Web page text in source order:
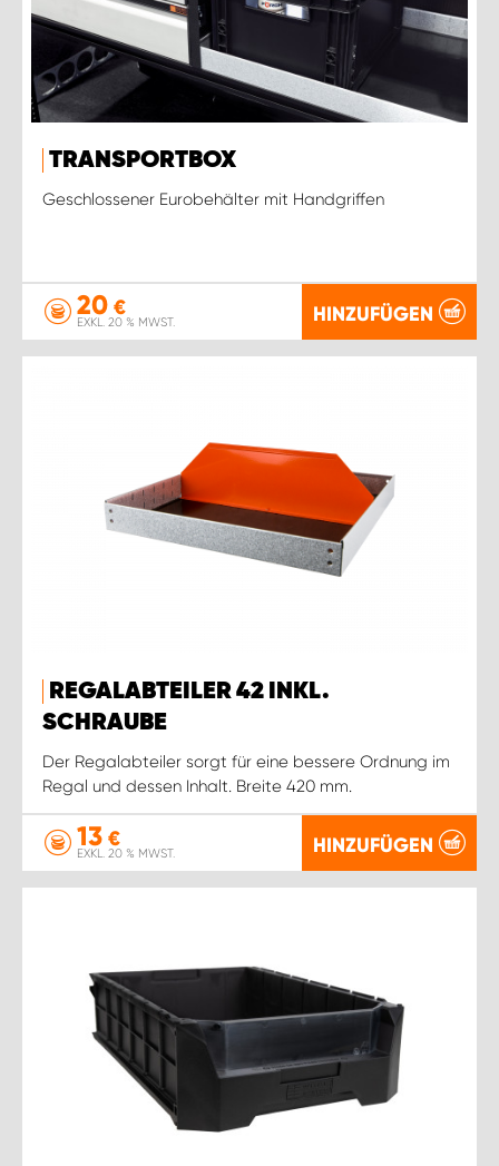
TRANSPORTBOX
Geschlossener Eurobehälter mit Handgriffen
20 €
EXKL. 20 % MWST. HINZUFÜGEN
REGALABTEILER 42 INKL.
SCHRAUBE
Der Regalabteiler sorgt für eine bessere Ordnung im
Regal und dessen Inhalt. Breite 420 mm.
13 €
EXKL. 20 % MWST. HINZUFÜGEN